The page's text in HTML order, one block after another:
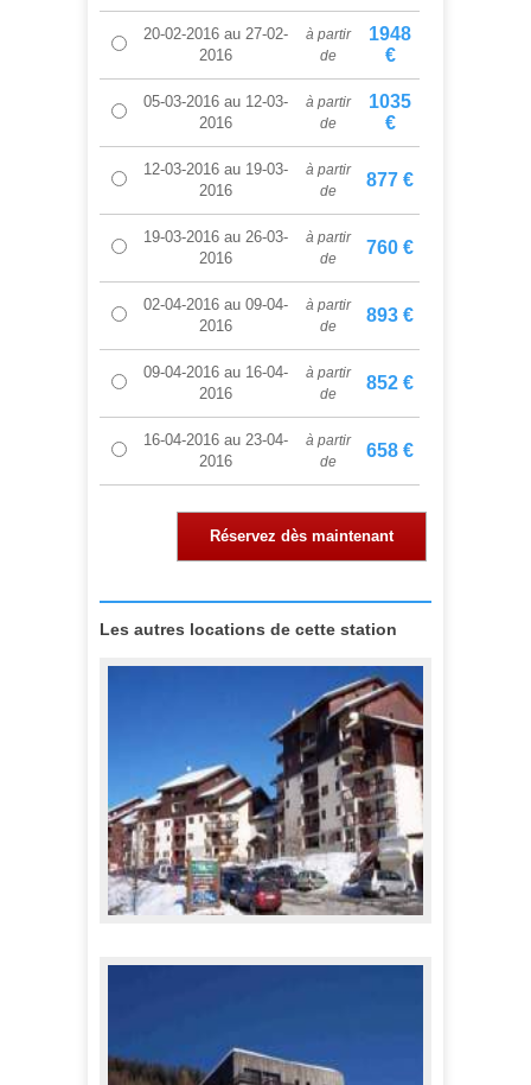
20-02-2016 au 27-02-
2016
à partir
de
1948
€
05-03-2016 au 12-03-
2016
à partir
de
1035
€
12-03-2016 au 19-03-
2016
à partir
de
877 €
19-03-2016 au 26-03-
2016
à partir
de
760 €
02-04-2016 au 09-04-
2016
à partir
de
893 €
09-04-2016 au 16-04-
2016
à partir
de
852 €
16-04-2016 au 23-04-
2016
à partir
de
658 €
Réservez dès maintenant
Les autres locations de cette station